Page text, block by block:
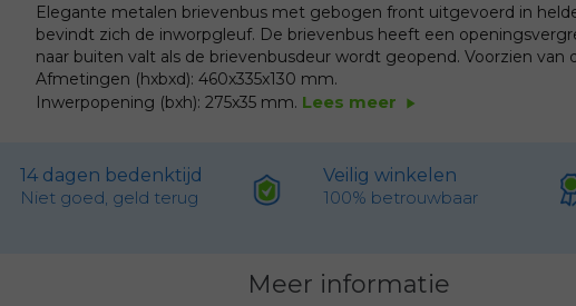
Elegante metalen brievenbus met gebogen front uitgevoerd in
bevindt zich de inworpgleuf. De brievenbus heeft een
naar buiten valt als de brievenbusdeur wordt geopend. Voorzien van
Afmetingen (hxbxd): 460x335x130 mm.
Inwerpopening (bxh): 275x35 mm. Lees meer play_arrow
14 dagen bedenktijd
Niet goed, geld terug
Veilig winkelen
100% betrouwbaar
Meer informatie